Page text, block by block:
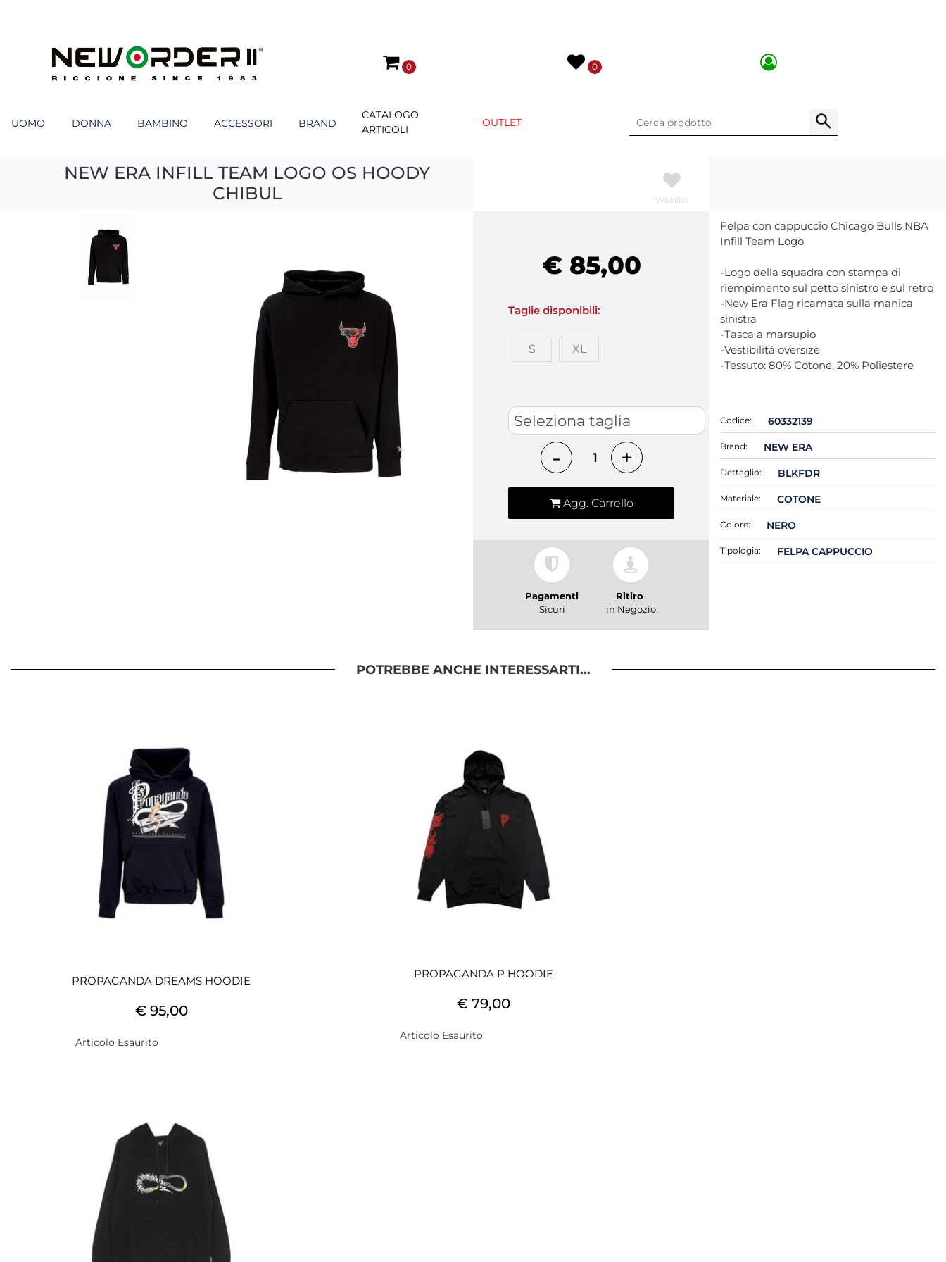
0 0
UOMO DONNA BAMBINO ACCESSORI BRAND
CATALOGO
ARTICOLI
OUTLET
NEW ERA INFILL TEAM LOGO OS HOODY
CHIBUL
Wishlist
€ 85,00
Taglie disponibili:
S XL
Quantità
Agg. Carrello
Pagamenti
Sicuri
Ritiro
in Negozio
Felpa con cappuccio Chicago Bulls NBA
Infill Team Logo
-Logo della squadra con stampa di
riempimento sul petto sinistro e sul retro
-New Era Flag ricamata sulla manica
sinistra
-Tasca a marsupio
-Vestibilità oversize
-Tessuto: 80% Cotone, 20% Poliestere
Codice: 60332139
Brand: NEW ERA
Dettaglio: BLKFDR
Materiale: COTONE
Colore: NERO
Tipologia: FELPA CAPPUCCIO
POTREBBE ANCHE INTERESSARTI...
PROPAGANDA DREAMS HOODIE
€ 95,00
Articolo Esaurito
PROPAGANDA P HOODIE
€ 79,00
Articolo Esaurito